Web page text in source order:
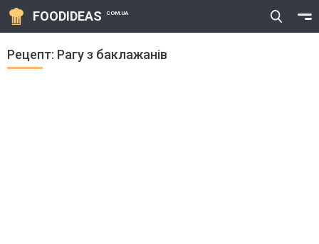
FOODIDEAS COM.UA
Рецепт: Рагу з баклажанів